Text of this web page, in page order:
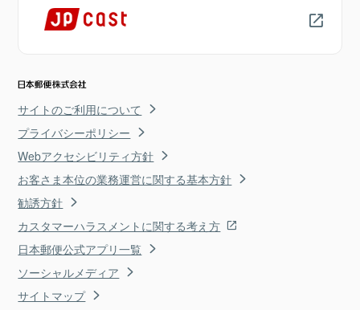
サイトのご利用について
プライバシーポリシー
Webアクセシビリティ方針
お客さま本位の業務運営に関する基本方針
勧誘方針
カスタマーハラスメントに関する考え方
日本郵便公式アプリ一覧
ソーシャルメディア
サイトマップ